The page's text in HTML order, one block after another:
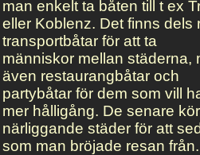
man enkelt ta båten till t ex
eller Koblenz. Det finns dels
transportbåtar för att ta
människor mellan städerna,
även restaurangbåtar och
partybåtar för dem som vill
mer hålligång. De senare
närliggande städer för att
som man bröjade resan från.